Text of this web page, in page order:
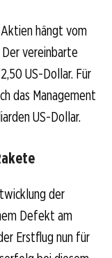
hängt vom
vereinbarte
US-Dollar. Für
das Management
US-Dollar.
der
Defekt am
Erstflug nun für